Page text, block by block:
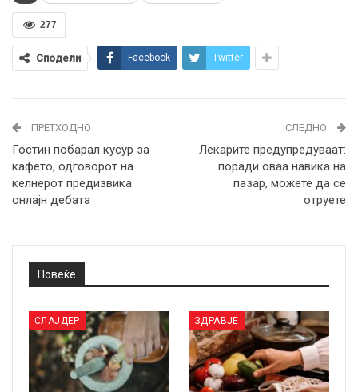
277
Сподели Facebook Twitter
ПРЕТХОДНО
Гостин побарал кусур за
кафето, одговорот на
келнерот предизвика
онлајн дебата
СЛЕДНО
Лекарите предупредуваат:
поради оваа навика на
пазар, можете да се
отруете
Повеќе
СЛАЈДЕР ЗДРАВЈЕ